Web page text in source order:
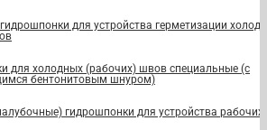
для устройства герметизации
для холодных (рабочих) швов специальные (с
бентонитовым шнуром)
гидрошпонки для устройства рабочих